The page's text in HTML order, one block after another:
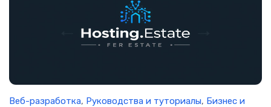
Веб-разработка, Руководства и туториалы, Бизнес и